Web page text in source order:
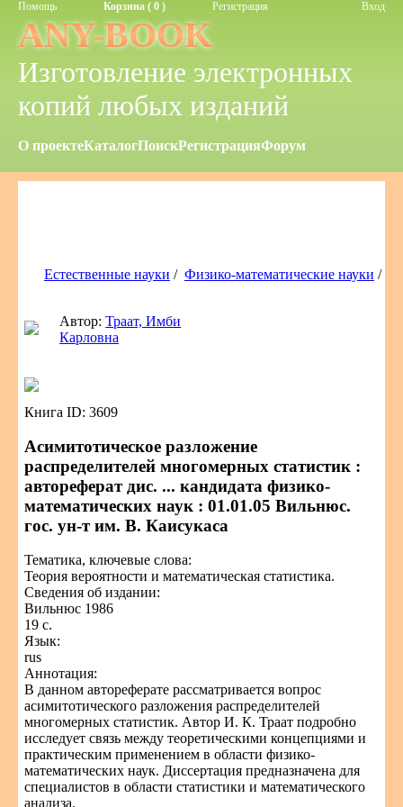
Помощь Корзина ( 0 ) Регистрация Вход
ANY-BOOK
Изготовление электронных
копий любых изданий
О проектеКаталогПоискРегистрацияФорум
Естественные науки / Физико-математические науки /
Автор:Траат, Имби
Карловна
Книга ID: 3609
Асимитотическое разложение
распределителей многомерных статистик :
автореферат дис. ... кандидата физико-
математических наук : 01.01.05 Вильнюс.
гос. ун-т им. В. Каисукаса
Тематика, ключевые слова:
Теория вероятности и математическая статистика.
Сведения об издании:
Вильнюс 1986
19 с.
Язык:
rus
Аннотация:
В данном автореферате рассматривается вопрос
асимитотического разложения распределителей
многомерных статистик. Автор И. К. Траат подробно
исследует связь между теоретическими концепциями и
практическим применением в области физико-
математических наук. Диссертация предназначена для
специалистов в области статистики и математического
анализа.